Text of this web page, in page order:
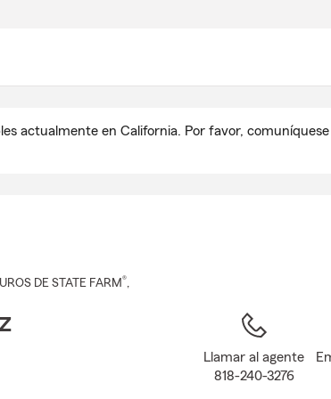
actualmente en California. Por favor,
DE STATE FARM®,
Llamar al agente
818-240-3276